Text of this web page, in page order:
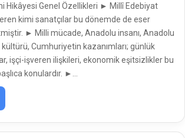
Hikâyesi Genel Özellikleri ► Millî Edebiyat
kimi sanatçılar bu dönemde de eser
► Milli mücade, Anadolu insanı, Anadolu
kültürü, Cumhuriyetin kazanımları; günlük
işçi-işveren ilişkileri, ekonomik eşitsizlikler bu
konulardır. ►…